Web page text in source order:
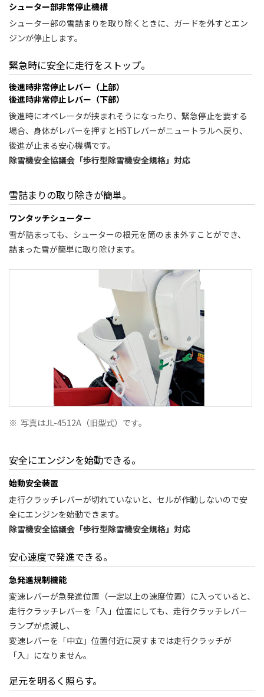
シューター部非常停止機構
シューター部の雪詰まりを取り除くときに、ガードを外すとエン
ジンが停止します。
緊急時に安全に走行をストップ。
後進時非常停止レバー（上部）
後進時非常停止レバー（下部）
後進時にオペレータが挟まれそうになったり、緊急停止を要する
場合、身体がレバーを押すとHSTレバーがニュートラルへ戻り、
後進が止まる安心機構です。
除雪機安全協議会「歩行型除雪機安全規格」対応
雪詰まりの取り除きが簡単。
ワンタッチシューター
雪が詰まっても、シューターの根元を筒のまま外すことができ、
詰まった雪が簡単に取り除けます。
※ 写真はJL-4512A（旧型式）です。
安全にエンジンを始動できる。
始動安全装置
走行クラッチレバーが切れていないと、セルが作動しないので安
全にエンジンを始動できます。
除雪機安全協議会「歩行型除雪機安全規格」対応
安心速度で発進できる。
急発進規制機能
変速レバーが急発進位置（一定以上の速度位置）に入っていると、
走行クラッチレバーを「入」位置にしても、走行クラッチレバー
ランプが点滅し、
変速レバーを「中立」位置付近に戻すまでは走行クラッチが
「入」になりません。
足元を明るく照らす。